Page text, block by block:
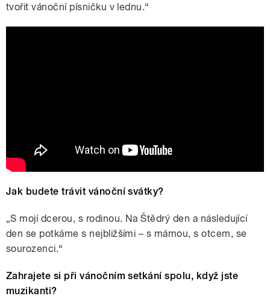
tvořit vánoční písničku v lednu.“
Jak budete trávit vánoční svátky?
„S mojí dcerou, s rodinou. Na Štědrý den a následující
den se potkáme s nejbližšími – s mámou, s otcem, se
sourozenci.“
Zahrajete si při vánočním setkání spolu, když jste
muzikanti?